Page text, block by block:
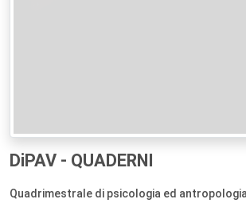
DiPAV - QUADERNI
Quadrimestrale di psicologia ed